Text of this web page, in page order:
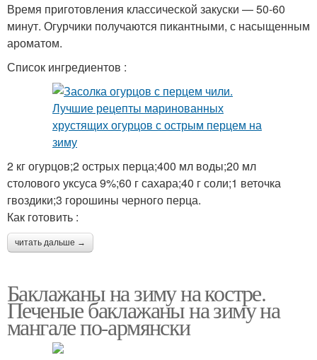
Время приготовления классической закуски — 50-60
минут. Огурчики получаются пикантными, с насыщенным
ароматом.
Список ингредиентов :
2 кг огурцов;2 острых перца;400 мл воды;20 мл
столового уксуса 9%;60 г сахара;40 г соли;1 веточка
гвоздики;3 горошины черного перца.
Как готовить :
читать дальше →
Баклажаны на зиму на костре.
Печеные баклажаны на зиму на
мангале по-армянски